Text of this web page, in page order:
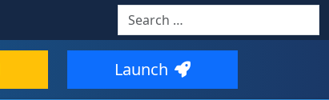
Search
Launch